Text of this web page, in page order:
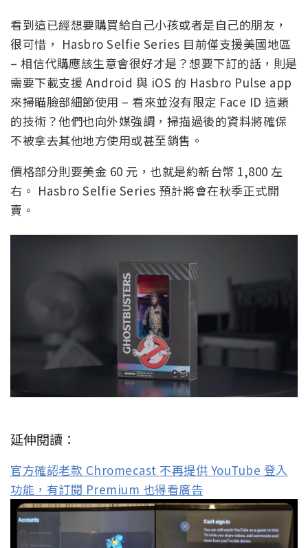
看到這已經想要購買給自己小孩或者是自己的朋友，
很可惜， Hasbro Selfie Series 目前僅支援美國地區
– 相信代購應該生意會很好才是？想要下訂的話，則是
需要下載支援 Android 與 iOS 的 Hasbro Pulse app
來掃瞄臉部細節使用 – 看來並沒有限定 Face ID 這類
的技術？他們也向外媒強調，掃描過後的資料將確保
不被拿去其他地方使用或甚至銷售。
價格部分則要美金 60 元，也就是約新台幣 1,800 左
右。 Hasbro Selfie Series 預計將會在秋季正式開
賣。
延伸閱讀：
官方確認老款 Chromecast 不再提供 YouTube 登入
功能，有訂閱 Premium 也得看廣告